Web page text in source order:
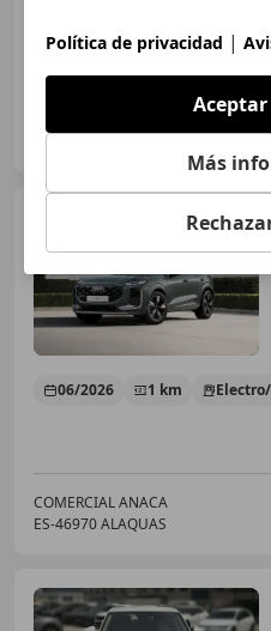
ES-46970 ALAQUAS
06/2026 1 km
COMERCIAL ANACA
ES-46970 ALAQUAS
Política de privacidad |
Más